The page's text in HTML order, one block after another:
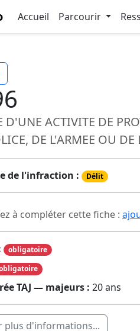
Accueil Parcourir
D'UNE ACTIVITE DE
DE L'ARMEE OU
de l'infraction : Délit
à compléter cette fiche :
obligatoire
TAJ — majeurs : 20 ans
plus d'informations...